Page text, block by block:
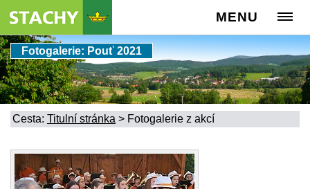
MENU
Fotogalerie: Pouť 2021
Cesta: Titulní stránka > Fotogalerie z akcí